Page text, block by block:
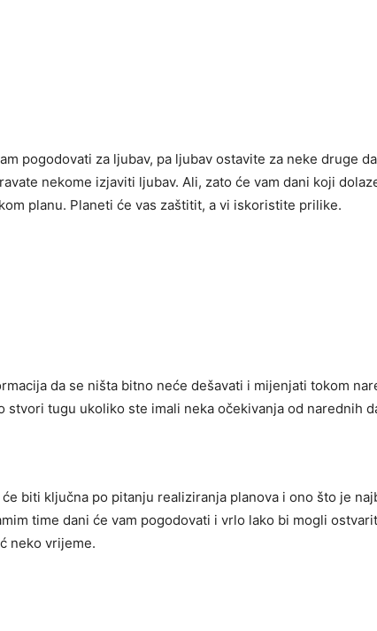
pogodovati za ljubav, pa ljubav ostavite za neke druge
nekome izjaviti ljubav. Ali, zato će vam dani koji
planu. Planeti će vas zaštitit, a vi iskoristite prilike.
da se ništa bitno neće dešavati i mijenjati tokom
stvori tugu ukoliko ste imali neka očekivanja od narednih
će biti ključna po pitanju realiziranja planova i ono što je
time dani će vam pogodovati i vrlo lako bi mogli
neko vrijeme.